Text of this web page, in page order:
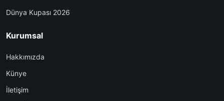
Dünya Kupası 2026
Kurumsal
Hakkımızda
Künye
İletişim